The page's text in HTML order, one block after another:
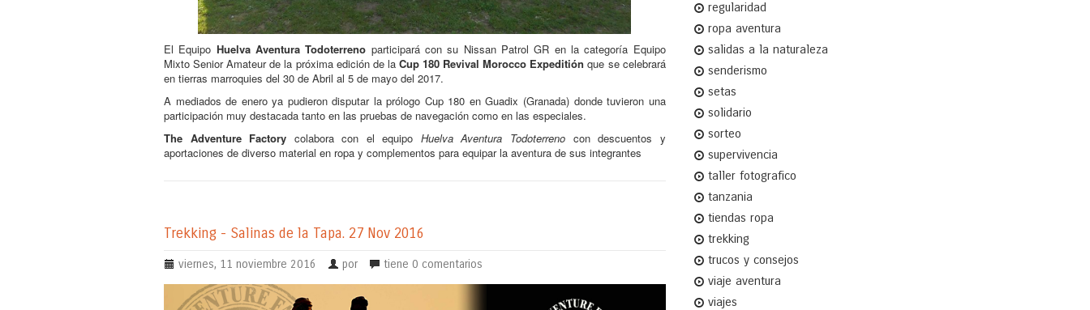
El Equipo Huelva Aventura Todoterreno participará con su Nissan Patrol GR en la categoría Equipo
Mixto Senior Amateur de la próxima edición de la Cup 180 Revival Morocco Expeditión que se celebrará
en tierras marroquies del 30 de Abril al 5 de mayo del 2017.
A mediados de enero ya pudieron disputar la prólogo Cup 180 en Guadix (Granada) donde tuvieron una
participación muy destacada tanto en las pruebas de navegación como en las especiales.
The Adventure Factory colabora con el equipo Huelva Aventura Todoterrenocon descuentos y
aportaciones de diverso material en ropa y complementos para equipar la aventura de sus integrantes
Trekking - Salinas de la Tapa. 27 Nov 2016
viernes, 11 noviembre 2016 por tiene 0 comentarios
regularidad
ropa aventura
salidas a la naturaleza
senderismo
setas
solidario
sorteo
supervivencia
taller fotografico
tanzania
tiendas ropa
trekking
trucos y consejos
viaje aventura
viajes